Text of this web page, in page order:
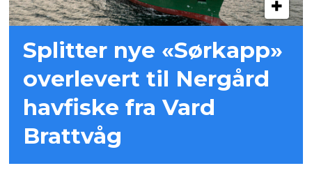
Splitter nye «Sørkapp»
overlevert til Nergård
havfiske fra Vard
Brattvåg